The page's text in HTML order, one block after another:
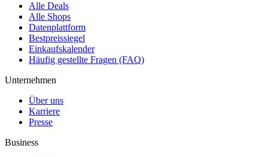
Alle Deals
Alle Shops
Datenplattform
Bestpreissiegel
Einkaufskalender
Häufig gestellte Fragen (FAQ)
Unternehmen
Über uns
Karriere
Presse
Business